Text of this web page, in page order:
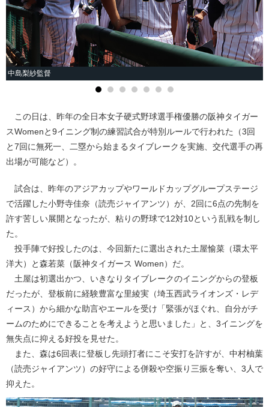
中島梨紗監督
この日は、昨年の全日本女子硬式野球選手権優勝の阪神タイガー
スWomenと9イニング制の練習試合が特別ルールで行われた（3回
と7回に無死一、二塁から始まるタイブレークを実施、交代選手の再
出場が可能など）。
試合は、昨年のアジアカップやワールドカップグループステージ
で活躍した小野寺佳奈（読売ジャイアンツ）が、2回に6点の先制を
許す苦しい展開となったが、粘りの野球で12対10という乱戦を制し
た。
投手陣で好投したのは、今回新たに選出された土屋愉菜（環太平
洋大）と森若菜（阪神タイガース Women）だ。
土屋は初選出かつ、いきなりタイブレークのイニングからの登板
だったが、登板前に経験豊富な里綾実（埼玉西武ライオンズ・レデ
ィース）から細かな助言やエールを受け「緊張がほぐれ、自分がチ
ームのためにできることを考えようと思いました」と、3イニングを
無失点に抑える好投を見せた。
また、森は6回表に登板し先頭打者にこそ安打を許すが、中村柚葉
（読売ジャイアンツ）の好守による併殺や空振り三振を奪い、3人で
抑えた。